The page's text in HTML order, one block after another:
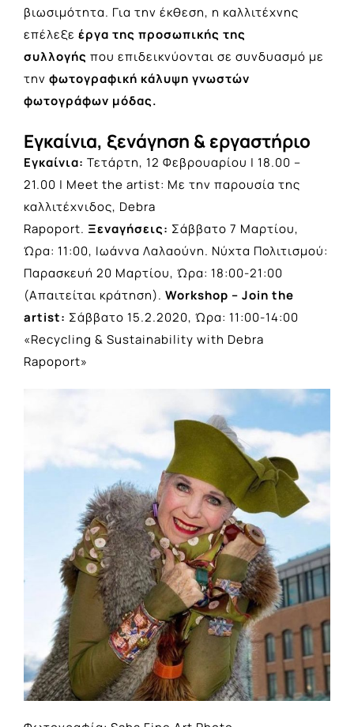
βιωσιμότητα. Για την έκθεση, η καλλιτέχνης
επέλεξε έργα της προσωπικής της
συλλογής που επιδεικνύονται σε συνδυασμό με
την φωτογραφική κάλυψη γνωστών
φωτογράφων μόδας.
Εγκαίνια, ξενάγηση & εργαστήριο
Εγκαίνια: Τετάρτη, 12 Φεβρουαρίου | 18.00 –
21.00 | Meet the artist: Με την παρουσία της
καλλιτέχνιδος, Debra
Rapoport. Ξεναγήσεις: Σάββατο 7 Μαρτίου,
Ώρα: 11:00, Ιωάννα Λαλαούνη. Νύχτα Πολιτισμού:
Παρασκευή 20 Μαρτίου, Ώρα: 18:00-21:00
(Απαιτείται κράτηση). Workshop – Join the
artist: Σάββατο 15.2.2020, Ώρα: 11:00-14:00
«Recycling & Sustainability with Debra
Rapoport»